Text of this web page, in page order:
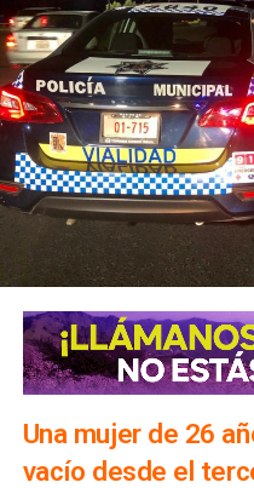
Una mujer de 26
vacío desde el